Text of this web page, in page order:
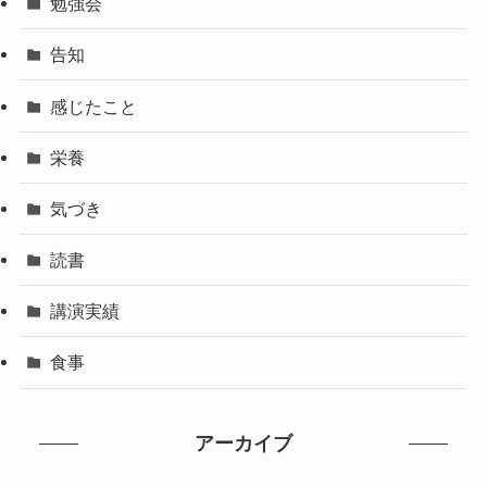
告知
感じたこと
栄養
気づき
読書
講演実績
食事
アーカイブ